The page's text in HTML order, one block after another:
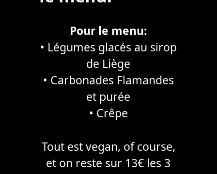
Pour le menu:
• Légumes glacés au sirop
de Liège
• Carbonades Flamandes
et purée
• Crêpe
Tout est vegan, of course,
et on reste sur 13€ les 3